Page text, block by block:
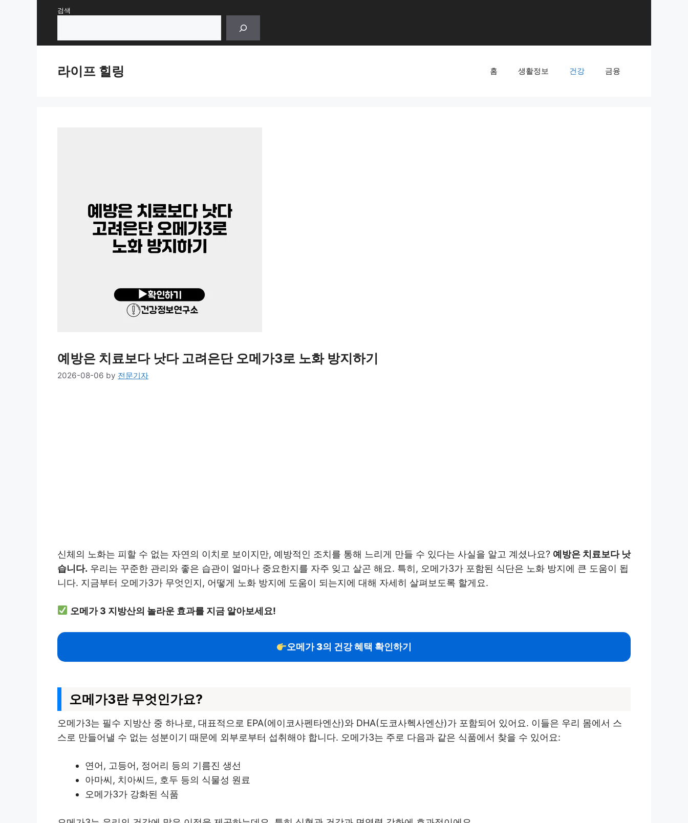
검색
라이프 힐링 홈 생활정보 건강 금융
예방은 치료보다 낫다 고려은단 오메가3로 노화 방지하기
2026-08-06 by 전문기자
신체의 노화는 피할 수 없는 자연의 이치로 보이지만, 예방적인 조치를 통해 느리게 만들 수 있다는 사실을 알고 계셨나요? 예방은 치료보다 낫
습니다. 우리는 꾸준한 관리와 좋은 습관이 얼마나 중요한지를 자주 잊고 살곤 해요. 특히, 오메가3가 포함된 식단은 노화 방지에 큰 도움이 됩
니다. 지금부터 오메가3가 무엇인지, 어떻게 노화 방지에 도움이 되는지에 대해 자세히 살펴보도록 할게요.
오메가 3 지방산의 놀라운 효과를 지금 알아보세요!
오메가 3의 건강 혜택 확인하기
오메가3란 무엇인가요?
오메가3는 필수 지방산 중 하나로, 대표적으로 EPA(에이코사펜타엔산)와 DHA(도코사헥사엔산)가 포함되어 있어요. 이들은 우리 몸에서 스
스로 만들어낼 수 없는 성분이기 때문에 외부로부터 섭취해야 합니다. 오메가3는 주로 다음과 같은 식품에서 찾을 수 있어요:
연어, 고등어, 정어리 등의 기름진 생선
아마씨, 치아씨드, 호두 등의 식물성 원료
오메가3가 강화된 식품